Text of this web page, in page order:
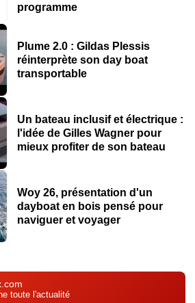
programme
Plume 2.0 : Gildas Plessis
réinterprète son day boat
transportable
Un bateau inclusif et électrique :
l'idée de Gilles Wagner pour
mieux profiter de son bateau
Woy 26, présentation d'un
dayboat en bois pensé pour
naviguer et voyager
toute l'actualité